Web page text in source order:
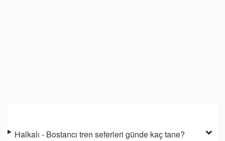
Halkalı - Bostancı tren seferleri günde kaç tane?